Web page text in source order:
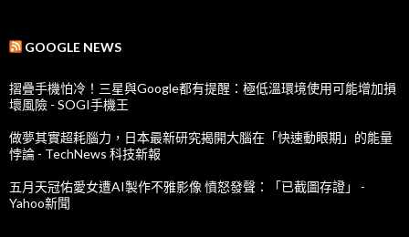
GOOGLE NEWS
摺疊手機怕冷！三星與Google都有提醒：極低溫環境使用可能增加損
壞風險 - SOGI手機王
做夢其實超耗腦力，日本最新研究揭開大腦在「快速動眼期」的能量
悖論 - TechNews 科技新報
五月天冠佑愛女遭AI製作不雅影像 憤怒發聲：「已截圖存證」 -
Yahoo新聞